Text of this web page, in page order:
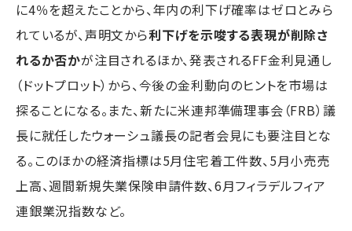
に4％を超えたことから、年内の利下げ確率はゼロとみら
れているが、声明文から利下げを示唆する表現が削除さ
れるか否かが注目されるほか、発表されるFF金利見通し
（ドットプロット）から、今後の金利動向のヒントを市場は
探ることになる。また、新たに米連邦準備理事会（FRB）議
長に就任したウォーシュ議長の記者会見にも要注目とな
る。このほかの経済指標は5月住宅着工件数、5月小売売
上高、週間新規失業保険申請件数、6月フィラデルフィア
連銀業況指数など。